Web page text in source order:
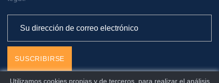
Utilizamos cookies propias y de terceros, para realizar el análisis